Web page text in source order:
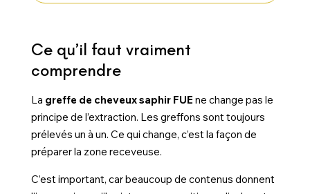
Ce qu’il faut vraiment
comprendre
La greffe de cheveux saphir FUE ne change pas le
principe de l’extraction. Les greffons sont toujours
prélevés un à un. Ce qui change, c’est la façon de
préparer la zone receveuse.
C’est important, car beaucoup de contenus donnent